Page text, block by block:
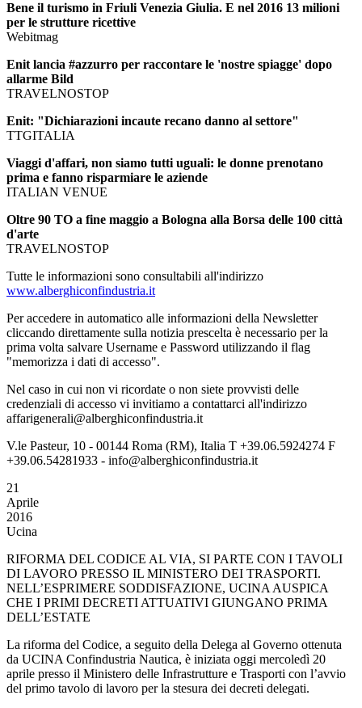
Bene il turismo in Friuli Venezia Giulia. E nel 2016 13 milioni
per le strutture ricettive
Webitmag
Enit lancia #azzurro per raccontare le 'nostre spiagge' dopo
allarme Bild
TRAVELNOSTOP
Enit: "Dichiarazioni incaute recano danno al settore"
TTGITALIA
Viaggi d'affari, non siamo tutti uguali: le donne prenotano
prima e fanno risparmiare le aziende
ITALIAN VENUE
Oltre 90 TO a fine maggio a Bologna alla Borsa delle 100 città
d'arte
TRAVELNOSTOP
Tutte le informazioni sono consultabili all'indirizzo
www.alberghiconfindustria.it
Per accedere in automatico alle informazioni della Newsletter
cliccando direttamente sulla notizia prescelta è necessario per la
prima volta salvare Username e Password utilizzando il flag
"memorizza i dati di accesso".
Nel caso in cui non vi ricordate o non siete provvisti delle
credenziali di accesso vi invitiamo a contattarci all'indirizzo
affarigenerali@alberghiconfindustria.it
V.le Pasteur, 10 - 00144 Roma (RM), Italia T +39.06.5924274 F
+39.06.54281933 - info@alberghiconfindustria.it
21
Aprile
2016
Ucina
RIFORMA DEL CODICE AL VIA, SI PARTE CON I TAVOLI
DI LAVORO PRESSO IL MINISTERO DEI TRASPORTI.
NELL’ESPRIMERE SODDISFAZIONE, UCINA AUSPICA
CHE I PRIMI DECRETI ATTUATIVI GIUNGANO PRIMA
DELL’ESTATE
La riforma del Codice, a seguito della Delega al Governo ottenuta
da UCINA Confindustria Nautica, è iniziata oggi mercoledì 20
aprile presso il Ministero delle Infrastrutture e Trasporti con l’avvio
del primo tavolo di lavoro per la stesura dei decreti delegati.